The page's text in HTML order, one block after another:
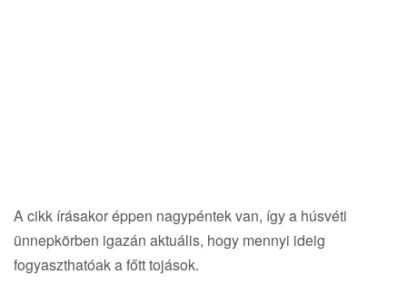
A cikk írásakor éppen nagypéntek van, így a húsvéti
ünnepkörben igazán aktuális, hogy mennyi ideig
fogyaszthatóak a főtt tojások.